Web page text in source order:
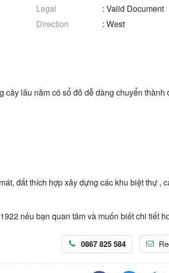
Legal
: Valid Document
Direction
: West
cây lâu năm có sổ đỏ dễ dàng chuyển thành
đất thích hợp xây dựng các khu biệt thự ,
nếu bạn quan tâm và muốn biết chi tiết
0867 825 584